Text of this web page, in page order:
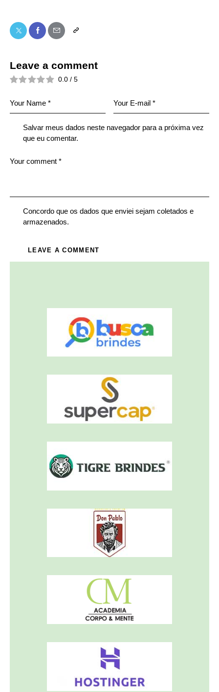
Leave a comment
0.0 / 5
Salvar meus dados neste navegador para a próxima vez
que eu comentar.
Concordo que os dados que enviei sejam coletados e
armazenados.